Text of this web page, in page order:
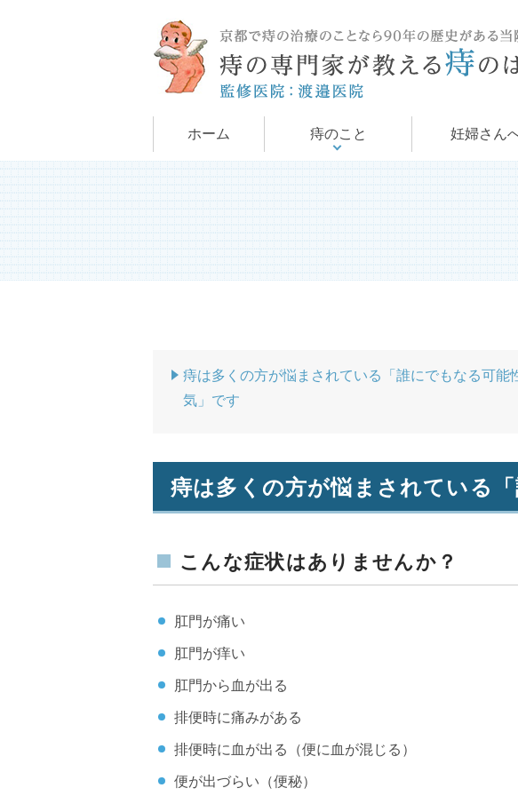
ホーム 痔のこと
痔について
手術について 妊婦さん
痔は多くの方が悩まされている「誰にでもなる可能
気」です
痔は多くの方が悩まされている
こんな症状はありませんか？
肛門が痛い
肛門が痒い
肛門から血が出る
排便時に痛みがある
排便時に血が出る（便に血が混じる）
便が出づらい（便秘）